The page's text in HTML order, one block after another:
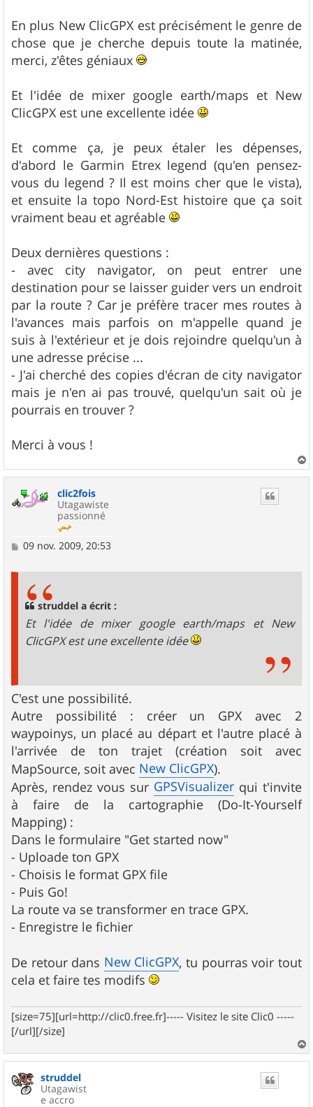
En plus New ClicGPX est précisément le genre de
chose que je cherche depuis toute la matinée,
merci, z'êtes géniaux
Et l'idée de mixer google earth/maps et New
ClicGPX est une excellente idée
Et comme ça, je peux étaler les dépenses,
d'abord le Garmin Etrex legend (qu'en pensez-
vous du legend ? Il est moins cher que le vista),
et ensuite la topo Nord-Est histoire que ça soit
vraiment beau et agréable
Deux dernières questions :
- avec city navigator, on peut entrer une
destination pour se laisser guider vers un endroit
par la route ? Car je préfère tracer mes routes à
l'avances mais parfois on m'appelle quand je
suis à l'extérieur et je dois rejoindre quelqu'un à
une adresse précise ...
- J'ai cherché des copies d'écran de city navigator
mais je n'en ai pas trouvé, quelqu'un sait où je
pourrais en trouver ?
Merci à vous !
a
clic2fois
Utagawiste
passionné
M
09 nov. 2009, 20:53
struddel a écrit :
Et l'idée de mixer google earth/maps et New
ClicGPX est une excellente idée
C'est une possibilité.
Autre possibilité : créer un GPX avec 2
waypoinys, un placé au départ et l'autre placé à
l'arrivée de ton trajet (création soit avec
MapSource, soit avec New ClicGPX).
Après, rendez vous sur GPSVisualizer qui t'invite
à faire de la cartographie (Do-It-Yourself
Mapping) :
Dans le formulaire "Get started now"
- Uploade ton GPX
- Choisis le format GPX file
- Puis Go!
La route va se transformer en trace GPX.
- Enregistre le fichier
De retour dans New ClicGPX, tu pourras voir tout
cela et faire tes modifs
[size=75][url=http://clic0.free.fr]----- Visitez le site Clic0 -----
[/url][/size]
a
u
struddel
Utagawist
e accro